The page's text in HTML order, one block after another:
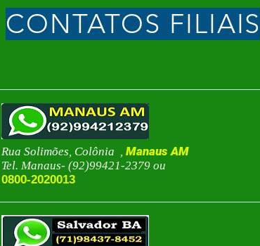
CONTATOS FILIAIS
Rua Solimões, Colônia , Manaus AM
Tel. Manaus- (92)99421-2379 ou
0800-2020013